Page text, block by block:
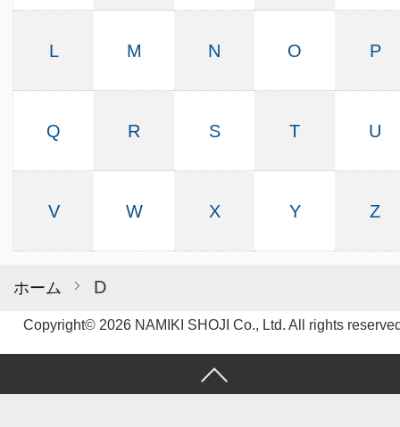
ホーム D
L M N O P
Q R S T U
V W X Y Z
Copyright© 2026 NAMIKI SHOJI Co., Ltd. All rights